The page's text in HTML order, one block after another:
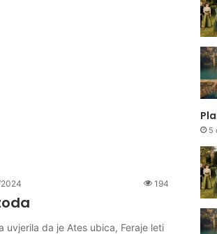
194
uvjerila da je Ates ubica, Feraje leti
5